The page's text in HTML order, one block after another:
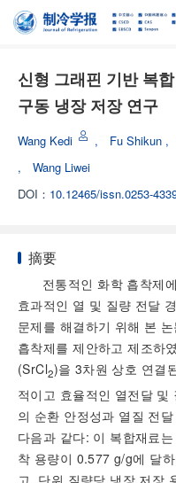
신형 그래핀 기반 복
구동 냉장 저장 연구
Wang Kedi , Fu Shikun ,
,
Wang Liwei
DOI： 10.12465/issn.0253-
摘要
전통적인 화학 흡착제
효과적인 열 및 질량 전달
문제를 해결하기 위해 본
흡착제를 제안하고 제조하
(SrCl2)을 3차원 상호 연결
적이고 효율적인 열전달
의 순환 안정성과 열질 전
다음과 같다: 이 복합재료
착 용량이 0.577 g/g에 달
고, 단위 질량당 냉장 저장